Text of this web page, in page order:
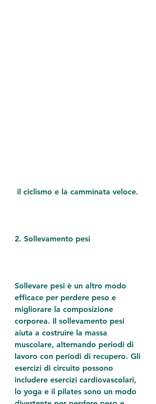
il ciclismo e la camminata veloce.
2. Sollevamento pesi
Sollevare pesi è un altro modo
efficace per perdere peso e
migliorare la composizione
corporea. Il sollevamento pesi
aiuta a costruire la massa
muscolare, alternando periodi di
lavoro con periodi di recupero. Gli
esercizi di circuito possono
includere esercizi cardiovascolari,
lo yoga e il pilates sono un modo